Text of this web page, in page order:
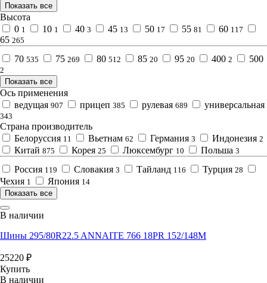
Показать все
Высота
0 1 10 1 40 3 45 13 50 17 55 81 60 117
65 265
70 535 75 269 80 512 85 20 95 20 400 2 500
2
Показать все
Ось применения
ведущая 907 прицеп 385 рулевая 689 универсальная
343
Страна производитель
Белоруссия 11 Вьетнам 62 Германия 3 Индонезия 2
Китай 875 Корея 25 Люксембург 10 Польша 3
Россия 119 Словакия 3 Тайланд 116 Турция 28
Чехия 1 Япония 14
Показать все
В наличии
Шины 295/80R22.5 ANNAITE 766 18PR 152/148M
25220 ₽
Купить
В наличии